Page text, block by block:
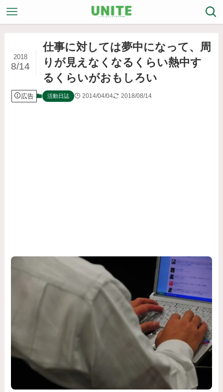
仕事に対しては夢中になって、周
りが見えなくなるくらい熱中す
るくらいがおもしろい
2018
8/14
広告 活動日誌 2014/04/04 2018/08/14